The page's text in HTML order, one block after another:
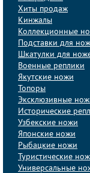
Хиты продаж
Кинжалы
Коллекционные
Подставки для
Шкатулки для
Военные реплики
Якутские ножи
Топоры
Эксклюзивные
Исторические
Узбекские ножи
Японские ножи
Рыбацкие ножи
Туристические
Универсальные